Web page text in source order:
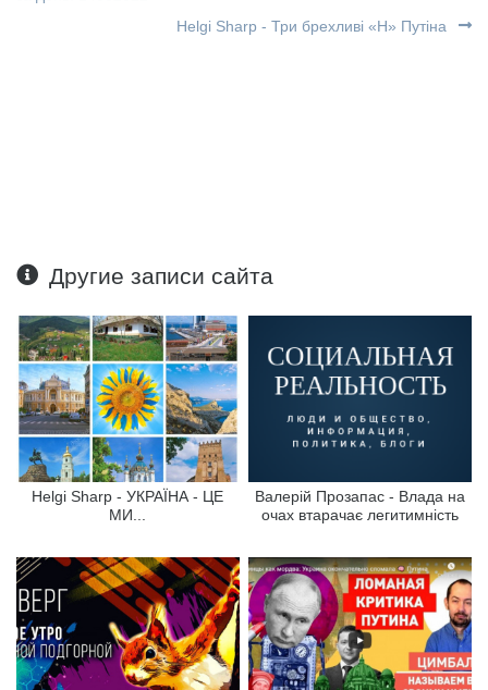
Helgi Sharp - Три брехливі «Н» Путіна
Другие записи сайта
Helgi Sharp - УКРАЇНА - ЦЕ
МИ...
Валерій Прозапас - Влада на
очах втарачає легитимність